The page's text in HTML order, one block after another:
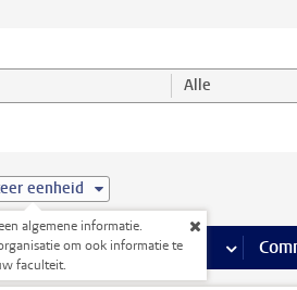
categorie Alle
eenheid
algemene informatie.
om ook informatie te
faculteit.
pagina’s
meer Onderwijs pagina’s
Onderzoek meer